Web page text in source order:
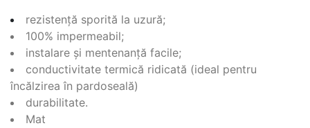
rezistență sporită la uzură;
100% impermeabil;
instalare și mentenanță facile;
conductivitate termică ridicată (ideal pentru
încălzirea în pardoseală)
durabilitate.
Mat